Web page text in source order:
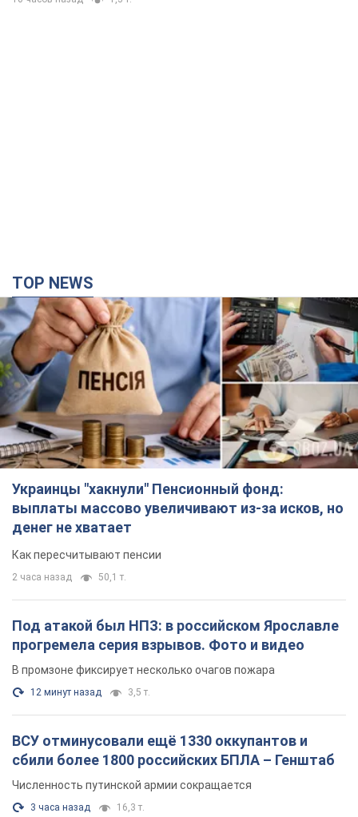
Украинцы "хакнули" Пенсионный фонд:
выплаты массово увеличивают из-за исков, но
денег не хватает
Как пересчитывают пенсии
2 часа назад 50,1 т.
Под атакой был НПЗ: в российском Ярославле
прогремела серия взрывов. Фото и видео
В промзоне фиксирует несколько очагов пожара
12 минут назад 3,5 т.
ВСУ отминусовали ещё 1330 оккупантов и
сбили более 1800 российских БПЛА – Генштаб
Численность путинской армии сокращается
3 часа назад 16,3 т.